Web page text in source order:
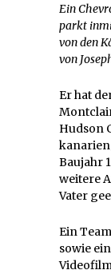
Ein
parkt
von den
von
Er hat
Hudson
Baujahr
weitere
Vater
Ein
sowie